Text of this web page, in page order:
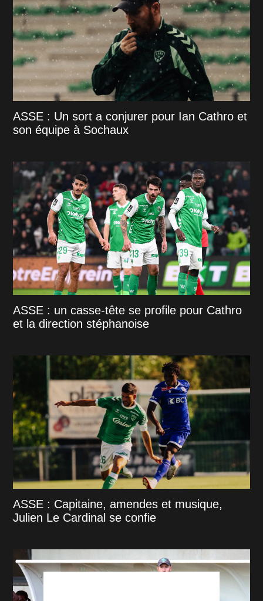
ASSE : Un sort a conjurer pour Ian Cathro et
son équipe à Sochaux
ASSE : un casse-tête se profile pour Cathro
et la direction stéphanoise
ASSE : Capitaine, amendes et musique,
Julien Le Cardinal se confie